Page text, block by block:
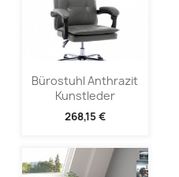
Bürostuhl Anthrazit
Kunstleder
268,15 €